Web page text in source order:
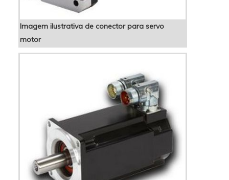
Imagem ilustrativa de conector para servo
motor